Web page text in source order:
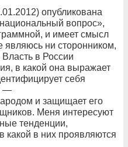
опубликована
вопрос»,
и имеет смысл
ни сторонником,
в России
в какой она выражает
себя
—
и защищает его
Меня интересуют
тенденции,
какой в них проявляются